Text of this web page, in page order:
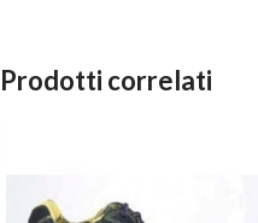
Prodotti correlati